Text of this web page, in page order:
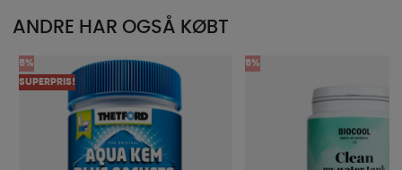
ANDRE HAR OGSÅ KØBT
5%
SUPERPRIS!
5%